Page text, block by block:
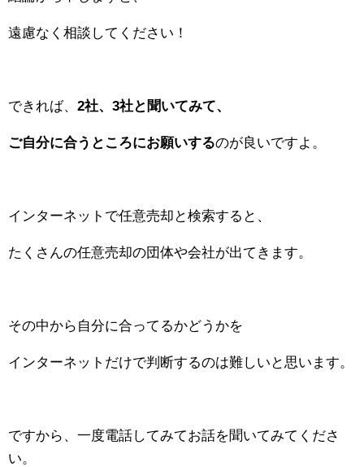
遠慮なく相談してください！
できれば、 2社、3社と聞いてみて、
ご自分に合うところにお願いするのが良いですよ。
インターネットで任意売却と検索すると、
たくさんの任意売却の団体や会社が出てきます。
その中から自分に合ってるかどうかを
インターネットだけで判断するのは難しいと思います。
ですから、一度電話してみてお話を聞いてみてくださ
い。